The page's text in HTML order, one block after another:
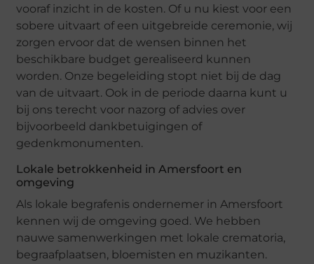
vooraf inzicht in de kosten. Of u nu kiest voor een
sobere uitvaart of een uitgebreide ceremonie, wij
zorgen ervoor dat de wensen binnen het
beschikbare budget gerealiseerd kunnen
worden. Onze begeleiding stopt niet bij de dag
van de uitvaart. Ook in de periode daarna kunt u
bij ons terecht voor nazorg of advies over
bijvoorbeeld dankbetuigingen of
gedenkmonumenten.
Lokale betrokkenheid in Amersfoort en
omgeving
Als lokale begrafenis ondernemer in Amersfoort
kennen wij de omgeving goed. We hebben
nauwe samenwerkingen met lokale crematoria,
begraafplaatsen, bloemisten en muzikanten.